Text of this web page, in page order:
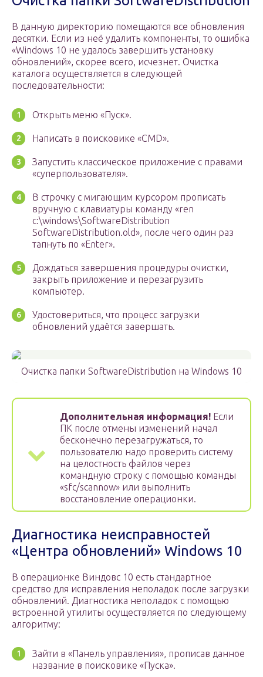
В данную директорию помещаются все обновления
десятки. Если из неё удалить компоненты, то ошибка
«Windows 10 не удалось завершить установку
обновлений», скорее всего, исчезнет. Очистка
каталога осуществляется в следующей
последовательности:
Открыть меню «Пуск».
Написать в поисковике «CMD».
Запустить классическое приложение с правами
«суперпользователя».
В строчку с мигающим курсором прописать
вручную с клавиатуры команду «ren
c:\windows\SoftwareDistribution
SoftwareDistribution.old», после чего один раз
тапнуть по «Enter».
Дождаться завершения процедуры очистки,
закрыть приложение и перезагрузить
компьютер.
Удостовериться, что процесс загрузки
обновлений удаётся завершать.
Очистка папки SoftwareDistribution на Windows 10
Дополнительная информация! Если
ПК после отмены изменений начал
бесконечно перезагружаться, то
пользователю надо проверить систему
на целостность файлов через
командную строку с помощью команды
«sfc/scannow» или выполнить
восстановление операционки.
Диагностика неисправностей
«Центра обновлений» Windows 10
В операционке Виндовс 10 есть стандартное
средство для исправления неполадок после загрузки
обновлений. Диагностика неполадок с помощью
встроенной утилиты осуществляется по следующему
алгоритму:
Зайти в «Панель управления», прописав данное
название в поисковике «Пуска».